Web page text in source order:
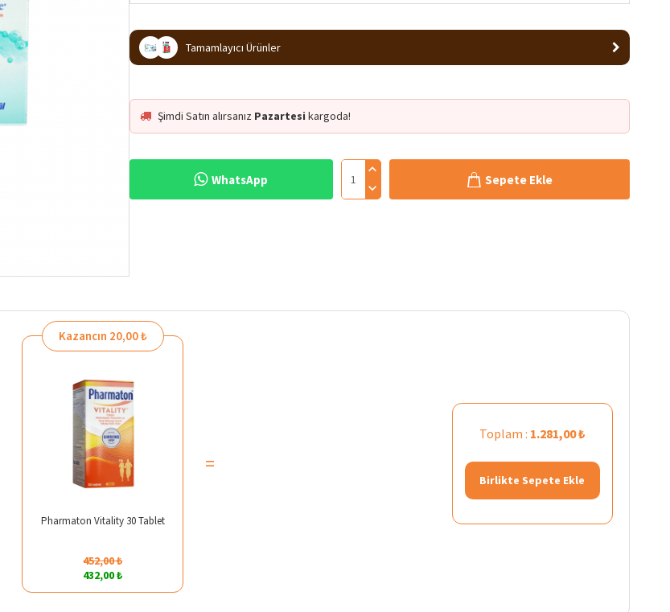
Tamamlayıcı Ürünler
Şimdi Satın alırsanız Pazartesi kargoda!
WhatsApp Sepete Ekle
Kazancın 20,00 ₺
Pharmaton Vitality 30 Tablet
452,00 ₺
432,00 ₺
=
Toplam : 1.281,00 ₺
Birlikte Sepete Ekle